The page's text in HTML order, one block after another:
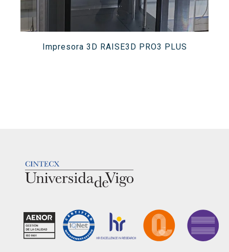
Impresora 3D RAISE3D PRO3 PLUS